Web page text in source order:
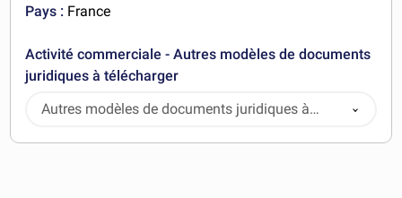
Pays : France
Activité commerciale - Autres modèles de documents
juridiques à télécharger
Autres modèles de documents juridiques à
télécharger